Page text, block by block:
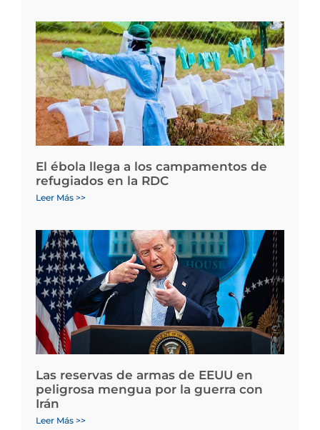
El ébola llega a los campamentos de
refugiados en la RDC
Leer Más >>
Las reservas de armas de EEUU en
peligrosa mengua por la guerra con
Irán
Leer Más >>